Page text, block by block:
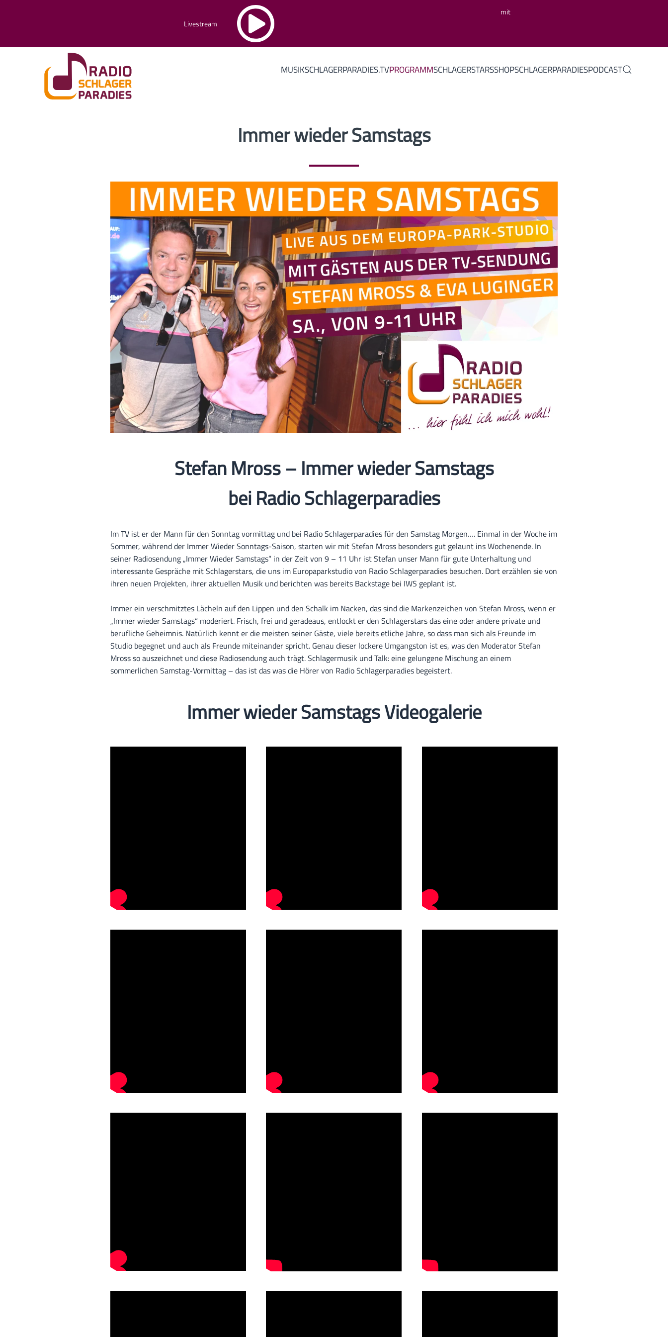
Livestream
mit
MUSIKSCHLAGERPARADIES.TVPROGRAMMSCHLAGERSTARSSHOPSCHLAGERPARADIESPODCAST
Immer wieder Samstags
Stefan Mross – Immer wieder Samstags
bei Radio Schlagerparadies
Im TV ist er der Mann für den Sonntag vormittag und bei Radio Schlagerparadies für den Samstag Morgen…. Einmal in der Woche im
Sommer, während der Immer Wieder Sonntags-Saison, starten wir mit Stefan Mross besonders gut gelaunt ins Wochenende. In
seiner Radiosendung „Immer Wieder Samstags“ in der Zeit von 9 – 11 Uhr ist Stefan unser Mann für gute Unterhaltung und
interessante Gespräche mit Schlagerstars, die uns im Europaparkstudio von Radio Schlagerparadies besuchen. Dort erzählen sie von
ihren neuen Projekten, ihrer aktuellen Musik und berichten was bereits Backstage bei IWS geplant ist.
Immer ein verschmitztes Lächeln auf den Lippen und den Schalk im Nacken, das sind die Markenzeichen von Stefan Mross, wenn er
„Immer wieder Samstags“ moderiert. Frisch, frei und geradeaus, entlockt er den Schlagerstars das eine oder andere private und
berufliche Geheimnis. Natürlich kennt er die meisten seiner Gäste, viele bereits etliche Jahre, so dass man sich als Freunde im
Studio begegnet und auch als Freunde miteinander spricht. Genau dieser lockere Umgangston ist es, was den Moderator Stefan
Mross so auszeichnet und diese Radiosendung auch trägt. Schlagermusik und Talk: eine gelungene Mischung an einem
sommerlichen Samstag-Vormittag – das ist das was die Hörer von Radio Schlagerparadies begeistert.
Immer wieder Samstags Videogalerie